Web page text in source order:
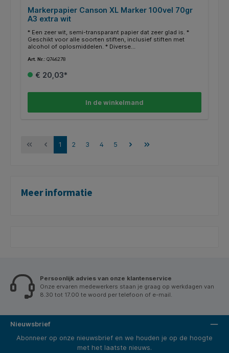
Markerpapier Canson XL Marker 100vel 70gr
A3 extra wit
* Een zeer wit, semi-transparant papier dat zeer glad is. *
Geschikt voor alle soorten stiften, inclusief stiften met
alcohol of oplosmiddelen. * Diverse
kunsttekeningen, lay-out, aquarel en gemengde technieken.*
behandeld om inktpenetratie te vermijden. * Tekenpapier van
Art. Nr.: Q746278
€ 20,03*
In de winkelmand
1 2 3 4 5
Meer informatie
Persoonlijk advies van onze klantenservice
Onze ervaren medewerkers staan je graag op werkdagen van
8.30 tot 17.00 te woord per telefoon of e-mail.
Nieuwsbrief
Abonneer op onze nieuwsbrief en we houden je op de hoogte
met het laatste nieuws.